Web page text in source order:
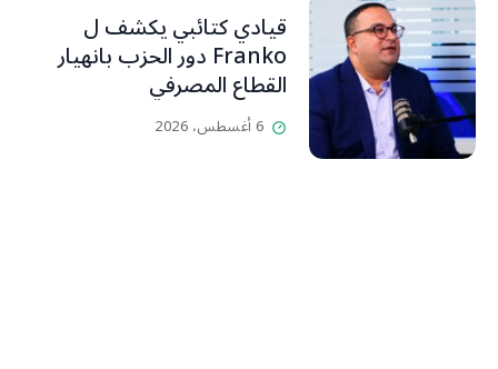
قيادي كتائبي يكشف ل
Franko دور الحزب بانهيار
القطاع المصرفي
6 أغسطس، 2026